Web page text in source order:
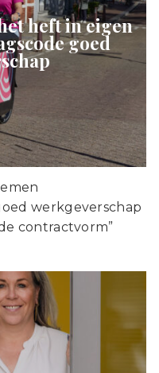
heft in eigen
goed
werkgeverschap
contractvorm”